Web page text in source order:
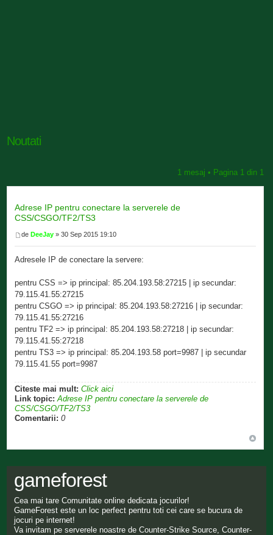
Noutati
1 mesaj • Pagina 1din 1
Adrese IP pentru conectare la serverele de
CSS/CSGO/TF2/TS3
deDeeJay » 30 Sep 2015 19:10
Adresele IP de conectare la servere:
pentru CSS => ip principal: 85.204.193.58:27215 | ip secundar:
79.115.41.55:27215
pentru CSGO => ip principal: 85.204.193.58:27216 | ip secundar:
79.115.41.55:27216
pentru TF2 => ip principal: 85.204.193.58:27218 | ip secundar:
79.115.41.55:27218
pentru TS3 => ip principal: 85.204.193.58 port=9987 | ip secundar
79.115.41.55 port=9987
Citeste mai mult: Click aici
Link topic: Adrese IP pentru conectare la serverele de
CSS/CSGO/TF2/TS3
Comentarii: 0
gameforest
Cea mai tare Comunitate online dedicata jocurilor!
GameForest este un loc perfect pentru toti cei care se bucura de
jocuri pe internet!
Va invitam pe serverele noastre de Counter-Strike Source, Counter-